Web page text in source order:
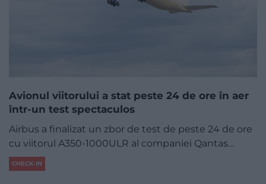
Avionul viitorului a stat peste 24 de ore în aer
într-un test spectaculos
Airbus a finalizat un zbor de test de peste 24 de ore
cu viitorul A350-1000ULR al companiei Qantas…
CHECK-IN